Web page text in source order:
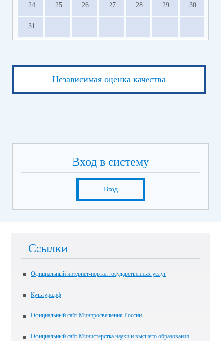
24 25 26 27 28 29 30
31
Независимая оценка качества
Вход в систему
Вход
Ссылки
Официальный интернет-портал государственных услуг
Культура.рф
Официальный сайт Минпросвещения России
Официальный сайт Министерства науки и высшего образования